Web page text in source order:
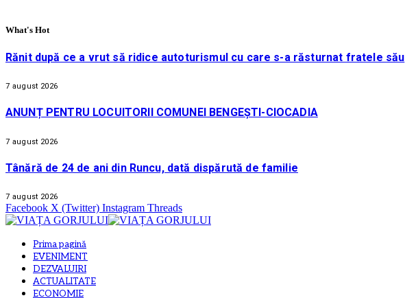
What's Hot
Rănit după ce a vrut să ridice autoturismul cu care s-a răsturnat fratele său
7 august 2026
ANUNȚ PENTRU LOCUITORII COMUNEI BENGEȘTI-CIOCADIA
7 august 2026
Tânără de 24 de ani din Runcu, dată dispărută de familie
7 august 2026
Facebook X (Twitter) Instagram Threads
Prima pagină
EVENIMENT
DEZVALUIRI
ACTUALITATE
ECONOMIE